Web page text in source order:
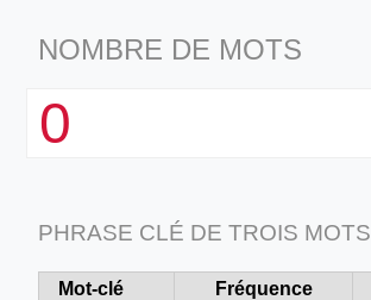
NOMBRE DE MOTS
0
PHRASE CLÉ DE TROIS MOTS
Mot-clé Fréquence